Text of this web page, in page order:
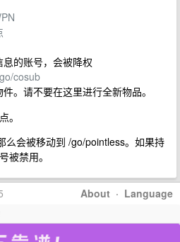
的账号，会被降权
cosub
。请不要在这里进行全新物品。
。
么会被移动到 /go/pointless。如果持
被禁用。
About · Language